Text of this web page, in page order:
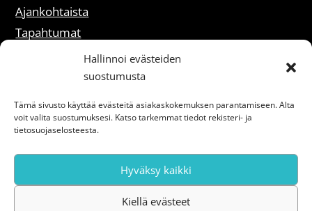
Hallinnoi evästeiden
suostumusta
Tämä sivusto käyttää evästeitä asiakaskokemuksen parantamiseen. Alta
voit valita suostumuksesi. Katso tarkemmat tiedot rekisteri- ja
tietosuojaselosteesta.
Hyväksy kaikki
Kiellä evästeet
Ajankohtaista
Tapahtumat
Liity jäseneksi
Saavutettavuusseloste